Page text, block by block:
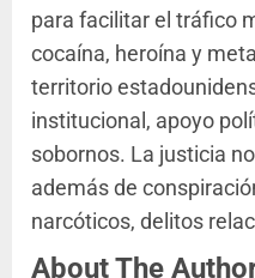
para facilitar el tráfico
cocaína, heroína y
territorio
institucional, apoyo
sobornos. La justicia
además de
narcóticos, delitos
About The